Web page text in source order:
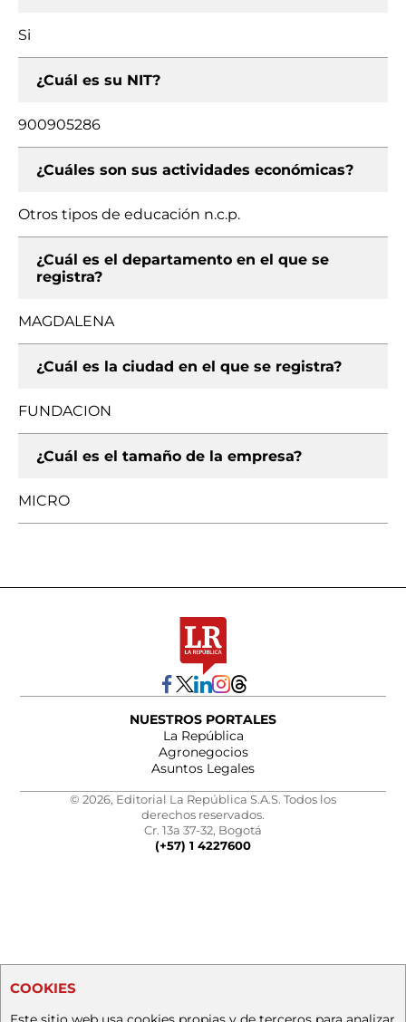
Si
¿Cuál es su NIT?
900905286
¿Cuáles son sus actividades económicas?
Otros tipos de educación n.c.p.
¿Cuál es el departamento en el que se
registra?
MAGDALENA
¿Cuál es la ciudad en el que se registra?
FUNDACION
¿Cuál es el tamaño de la empresa?
MICRO
NUESTROS PORTALES
La República
Agronegocios
Asuntos Legales
© 2026, Editorial La República S.A.S. Todos los
derechos reservados.
Cr. 13a 37-32, Bogotá
(+57) 1 4227600
COOKIES